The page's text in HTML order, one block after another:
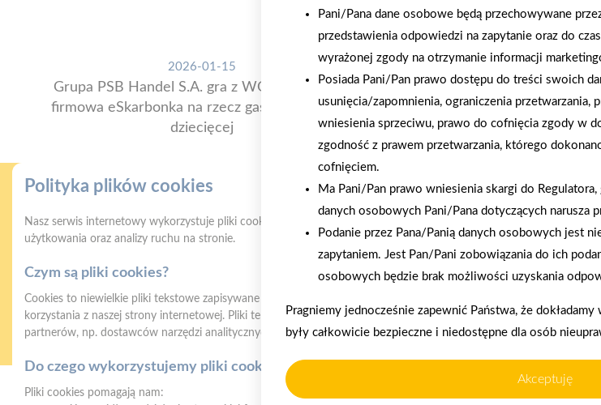
2026-01-15
Grupa PSB Handel S.A. gra z WOŚP. Powstała
firmowa eSkarbonka na rzecz gastroenterologii
dziecięcej
2026-01-12
Zacisze S.A. dołącza do Grupy
rok strategicznym otwarciem
Gwarancja jakości
naszych produktów
ratalnym
Pani/Pana dane osobowe będą przechowywane
przedstawienia odpowiedzi na zapytanie oraz do
wyrażonej zgody na otrzymanie informacji
Posiada Pani/Pan prawo dostępu do treści swoich
usunięcia/zapomnienia, ograniczenia przetwarzania,
wniesienia sprzeciwu, prawo do cofnięcia zgody w
zgodność z prawem przetwarzania, którego
cofnięciem.
Ma Pani/Pan prawo wniesienia skargi do
danych osobowych Pani/Pana dotyczących narusza
Podanie przez Pana/Panią danych osobowych jest
zapytaniem. Jest Pan/Pani zobowiązania do ich
osobowych będzie brak możliwości uzyskania
Pragniemy jednocześnie zapewnić Państwa, że
były całkowicie bezpieczne i niedostępne dla osób
Akceptuję
Polityka plików cookies
Nasz serwis internetowy wykorzystuje pliki cookies w celu zapewnienia prawidłowego działania strony, poprawy
użytkowania oraz analizy ruchu na stronie.
Czym są pliki cookies?
Cookies to niewielkie pliki tekstowe zapisywane na urządzeniu użytkownika (komputerze, tablecie, smartfonie)
korzystania z naszej strony internetowej. Pliki te mogą być odczytywane przez nasz system oraz systemy zaufanych
partnerów, np. dostawców narzędzi analitycznych.
Do czego wykorzystujemy pliki cookies?
Pliki cookies pomagają nam: